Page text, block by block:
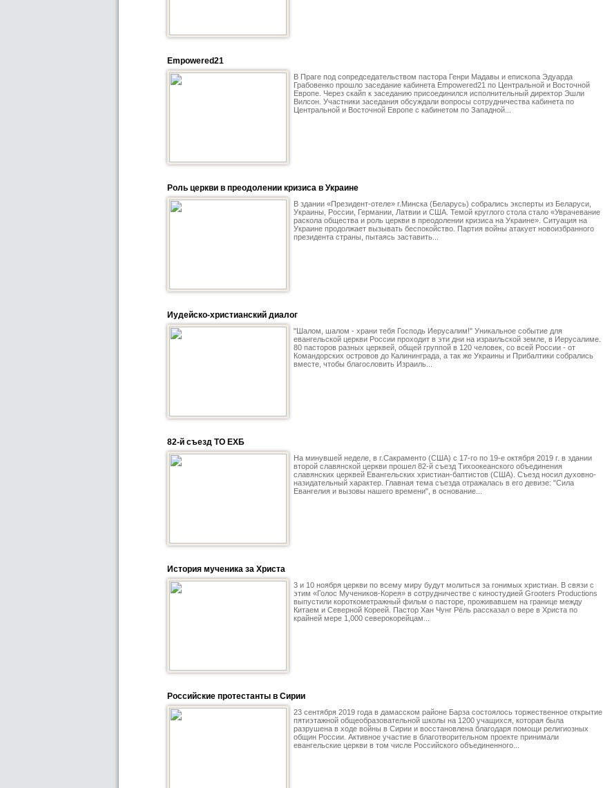
Empowered21
В Праге под сопредседательством пастора Генри Мадавы и епископа Эдуарда
Грабовенко прошло заседание кабинета Empowered21 по Центральной и Восточной
Европе. Через скайп к заседанию присоединился исполнительный директор Эшли
Вилсон. Участники заседания обсуждали вопросы сотрудничества кабинета по
Центральной и Восточной Европе с кабинетом по Западной...
Роль церкви в преодолении кризиса в Украине
В здании «Президент-отеле» г.Минска (Беларусь) собрались эксперты из Беларуси,
Украины, России, Германии, Латвии и США. Темой круглого стола стало «Уврачевание
раскола общества и роль церкви в преодолении кризиса на Украине». Ситуация на
Украине продолжает вызывать беспокойство. Партия войны атакует новоизбранного
президента страны, пытаясь заставить...
Иудейско-христианский диалог
"Шалом, шалом - храни тебя Господь Иерусалим!" Уникальное событие для
евангельской церкви России проходит в эти дни на израильской земле, в Иерусалиме.
80 пасторов разных церквей, общей группой в 120 человек, со всей России - от
Командорских островов до Калининграда, а так же Украины и Прибалтики собрались
вместе, чтобы благословить Израиль...
82-й съезд ТО ЕХБ
На минувшей неделе, в г.Сакраменто (США) с 17-го по 19-е октября 2019 г. в здании
второй славянской церкви прошел 82-й съезд Тихоокеанского объединения
славянских церквей Евангельских христиан-баптистов (США). Съезд носил духовно-
назидательный характер. Главная тема съезда отражалась в его девизе: "Сила
Евангелия и вызовы нашего времени", в основание...
История мученика за Христа
3 и 10 ноября церкви по всему миру будут молиться за гонимых христиан. В связи с
этим «Голос Мучеников-Корея» в сотрудничестве с киностудией Grooters Productions
выпустили короткометражный фильм о пасторе, проживавшем на границе между
Китаем и Северной Кореей. Пастор Хан Чунг Рёль рассказал о вере в Христа по
крайней мере 1,000 северокорейцам...
Российские протестанты в Сирии
23 сентября 2019 года в дамасском районе Барза состоялось торжественное открытие
пятиэтажной общеобразовательной школы на 1200 учащихся, которая была
разрушена в ходе войны в Сирии и восстановлена благодаря помощи религиозных
общин России. Активное участие в благотворительном проекте принимали
евангельские церкви в том числе Российского объединенного...